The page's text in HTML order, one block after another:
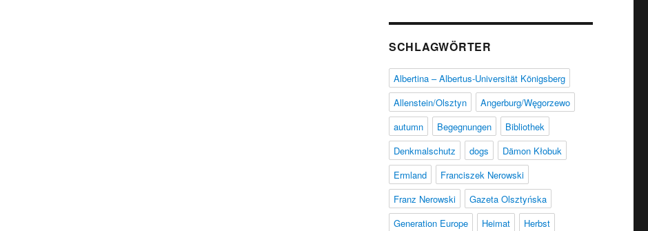
SCHLAGWÖRTER
Albertina – Albertus-Universität Königsberg
Allenstein/Olsztyn
Angerburg/Węgorzewo
autumn
Begegnungen
Bibliothek
Denkmalschutz
dogs
Dämon Kłobuk
Ermland
Franciszek Nerowski
Franz Nerowski
Gazeta Olsztyńska
Generation Europe
Heimat
Herbst